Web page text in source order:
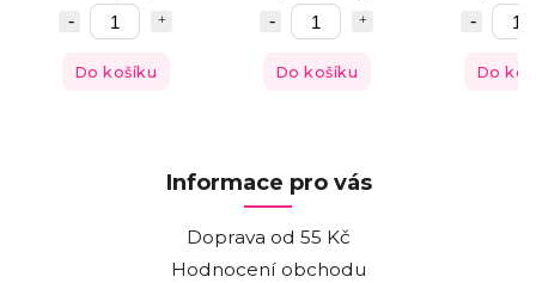
Do košíku Do košíku Do
Informace pro vás
Doprava od 55 Kč
Hodnocení obchodu